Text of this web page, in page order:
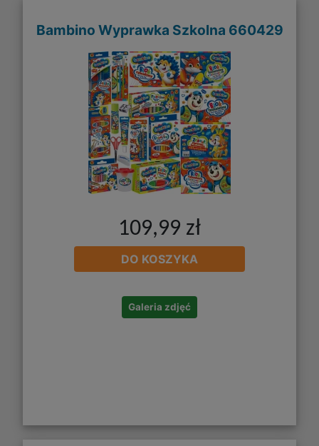
Bambino Wyprawka Szkolna 660429
109,99 zł
DO KOSZYKA
Galeria zdjęć